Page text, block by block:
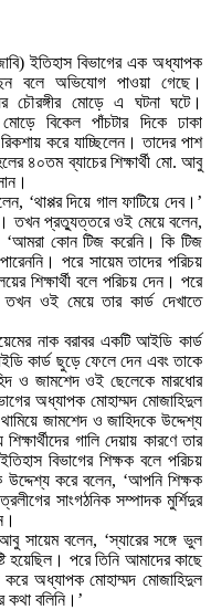
ইতিহাস বিভাগের এক অধ্যাপক
বলে অভিযোগ পাওয়া গেছে।
চৌরঙ্গীর মোড়ে এ ঘটনা ঘটে।
মোড়ে বিকেল পাঁচটার দিকে ঢাকা
রিকশায় করে যাচ্ছিলেন। তাদের পাশ
৪০তম ব্যাচের শিক্ষার্থী মো. আবু
‘থাপ্পর দিয়ে গাল ফাটিয়ে দেব।’
তখন প্রত্যুত্তরে ওই মেয়ে বলেন,
‘আমরা কোন টিজ করেনি। কি টিজ
পরে সায়েম তাদের পরিচয়
শিক্ষার্থী বলে পরিচয় দেন। পরে
ওই মেয়ে তার কার্ড দেখাতে
নাক বরাবর একটি আইডি কার্ড
কার্ড ছুড়ে ফেলে দেন এবং তাকে
ও জামশেদ ওই ছেলেকে মারধোর
অধ্যাপক মোহাম্মদ মোজাহিদুল
জামশেদ ও জাহিদকে উদ্দেশ্য
গালি দেয়ায় কারণে তার
বিভাগের শিক্ষক বলে পরিচয়
করে বলেন, ‘আপনি শিক্ষক
সাংগঠনিক সম্পাদক মুর্শিদুর
আবু সায়েম বলেন, ‘স্যারের সঙ্গে ভুল
হয়েছিল। পরে তিনি আমাদের কাছে
অধ্যাপক মোহাম্মদ মোজাহিদুল
কথা বলিনি।’